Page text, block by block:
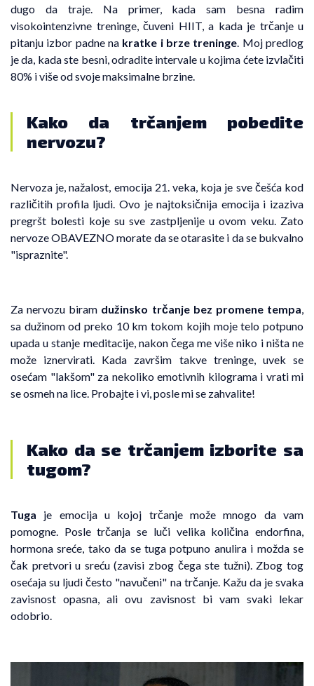
dugo da traje. Na primer, kada sam besna radim
visokointenzivne treninge, čuveni HIIT, a kada je trčanje u
pitanju izbor padne na kratke i brze treninge. Moj predlog
je da, kada ste besni, odradite intervale u kojima ćete izvlačiti
80% i više od svoje maksimalne brzine.
Kako da trčanjem pobedite
nervozu?
Nervoza je, nažalost, emocija 21. veka, koja je sve češća kod
različitih profila ljudi. Ovo je najtoksičnija emocija i izaziva
pregršt bolesti koje su sve zastpljenije u ovom veku. Zato
nervoze OBAVEZNO morate da se otarasite i da se bukvalno
"ispraznite".
Za nervozu biram dužinsko trčanje bez promene tempa,
sa dužinom od preko 10 km tokom kojih moje telo potpuno
upada u stanje meditacije, nakon čega me više niko i ništa ne
može iznervirati. Kada završim takve treninge, uvek se
osećam "lakšom" za nekoliko emotivnih kilograma i vrati mi
se osmeh na lice. Probajte i vi, posle mi se zahvalite!
Kako da se trčanjem izborite sa
tugom?
Tuga je emocija u kojoj trčanje može mnogo da vam
pomogne. Posle trčanja se luči velika količina endorfina,
hormona sreće, tako da se tuga potpuno anulira i možda se
čak pretvori u sreću (zavisi zbog čega ste tužni). Zbog tog
osećaja su ljudi često "navučeni" na trčanje. Kažu da je svaka
zavisnost opasna, ali ovu zavisnost bi vam svaki lekar
odobrio.